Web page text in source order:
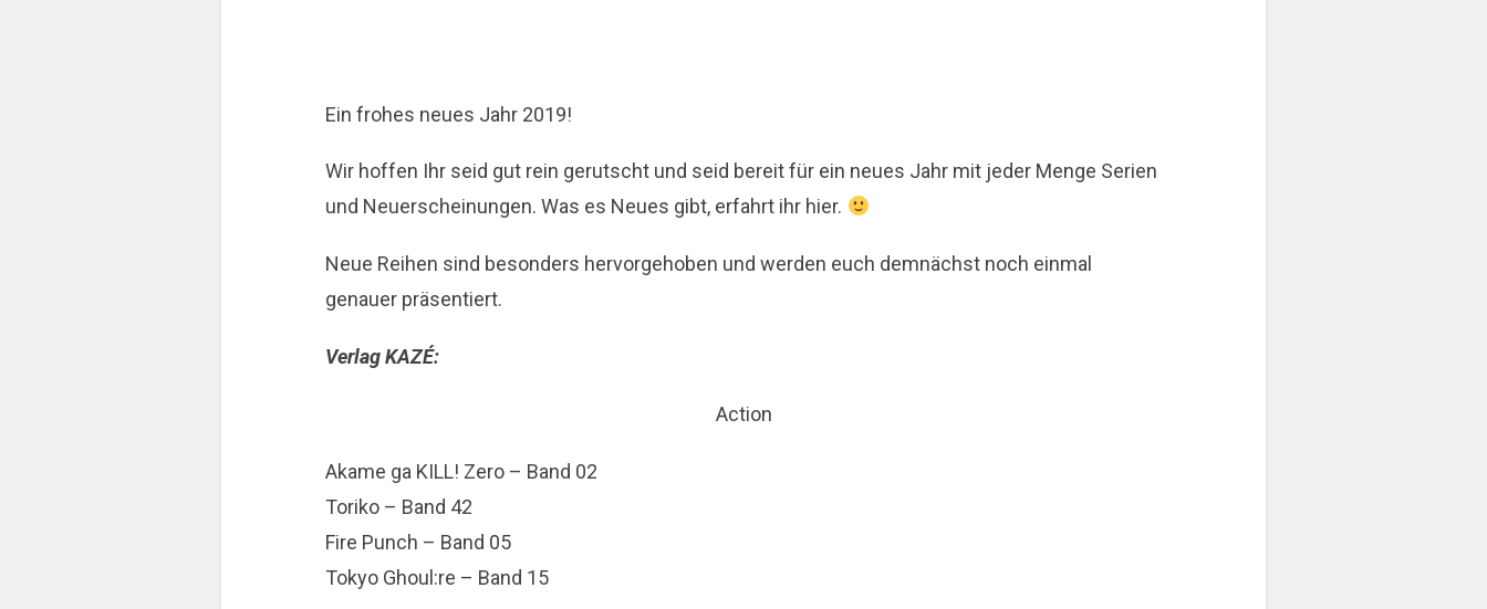
Ein frohes neues Jahr 2019!
Wir hoffen Ihr seid gut rein gerutscht und seid bereit für ein neues Jahr mit jeder Menge Serien
und Neuerscheinungen. Was es Neues gibt, erfahrt ihr hier.
Neue Reihen sind besonders hervorgehoben und werden euch demnächst noch einmal
genauer präsentiert.
Verlag KAZÉ:
Action
Akame ga KILL! Zero – Band 02
Toriko – Band 42
Fire Punch – Band 05
Tokyo Ghoul:re – Band 15